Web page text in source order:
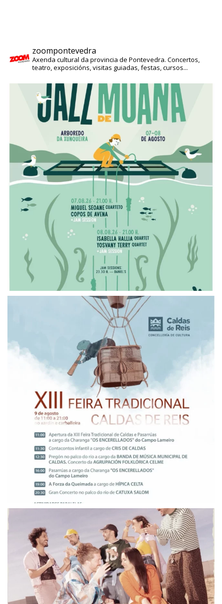
zoompontevedra
Axenda cultural da provincia de Pontevedra. Concertos,
teatro, exposicións, visitas guiadas, festas, cursos...